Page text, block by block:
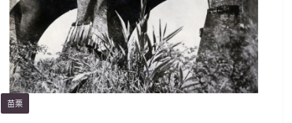
苗栗